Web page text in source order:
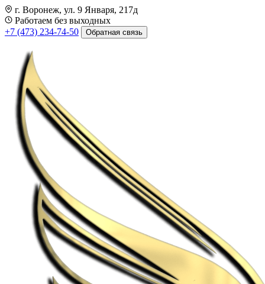
г. Воронеж, ул. 9 Января, 217д
Работаем без выходных
+7 (473) 234-74-50
Обратная связь